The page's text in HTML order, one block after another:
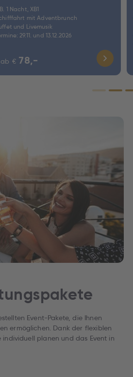
1 Nacht, XB1
mit Adventbrunch
und Livemusik
29.11. und 13.12.2026
ab € 78,-
Event-Pakete, die Ihnen
ermöglichen. Dank der flexiblen
individuell planen und das Event in